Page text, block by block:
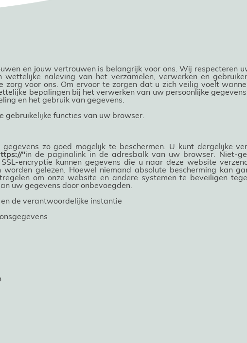
en jouw vertrouwen is belangrijk voor ons. Wij respecteren
wettelijke naleving van het verzamelen, verwerken en
zorg voor ons. Om ervoor te zorgen dat u zich veilig voelt
bepalingen bij het verwerken van uw persoonlijke
en het gebruik van gegevens.
gebruikelijke functies van uw browser.
zo goed mogelijk te beschermen. U kunt dergelijke
"in de paginalink in de adresbalk van uw browser. Niet-
encryptie kunnen gegevens die u naar deze website
gelezen. Hoewel niemand absolute bescherming kan
om onze website en andere systemen te beveiligen
uw gegevens door onbevoegden.
de verantwoordelijke instantie